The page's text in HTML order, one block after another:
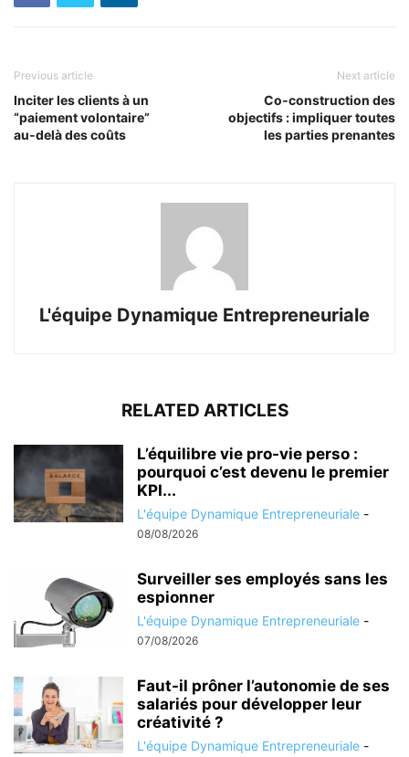
Previous article
Inciter les clients à un
“paiement volontaire”
au‑delà des coûts
Next article
Co‑construction des
objectifs : impliquer toutes
les parties prenantes
L'équipe Dynamique Entrepreneuriale
RELATED ARTICLES
L’équilibre vie pro-vie perso :
pourquoi c’est devenu le premier
KPI...
L'équipe Dynamique Entrepreneuriale -
08/08/2026
Surveiller ses employés sans les
espionner
L'équipe Dynamique Entrepreneuriale -
07/08/2026
Faut-il prôner l’autonomie de ses
salariés pour développer leur
créativité ?
L'équipe Dynamique Entrepreneuriale -